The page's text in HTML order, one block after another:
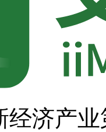
经济产